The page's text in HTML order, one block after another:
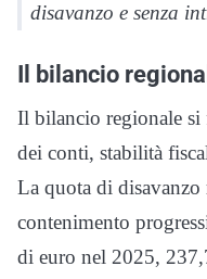
disavanzo e senza
Il bilancio
Il bilancio regionale
dei conti, stabilità
La quota di disavanzo
contenimento
di euro nel 2025,